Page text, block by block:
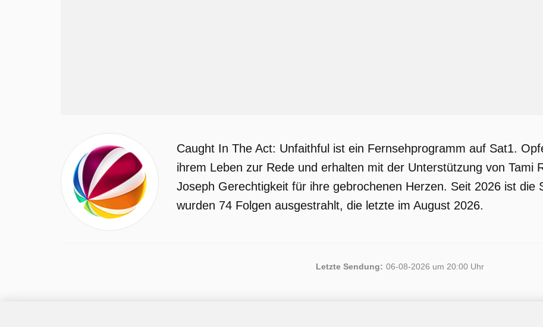
Caught In The Act: Unfaithful ist ein Fernsehprogramm auf Sat1.
ihrem Leben zur Rede und erhalten mit der Unterstützung von Tami
Joseph Gerechtigkeit für ihre gebrochenen Herzen. Seit 2026 ist die
wurden 74 Folgen ausgestrahlt, die letzte im August 2026.
Letzte Sendung: 06-08-2026 um 20:00 Uhr